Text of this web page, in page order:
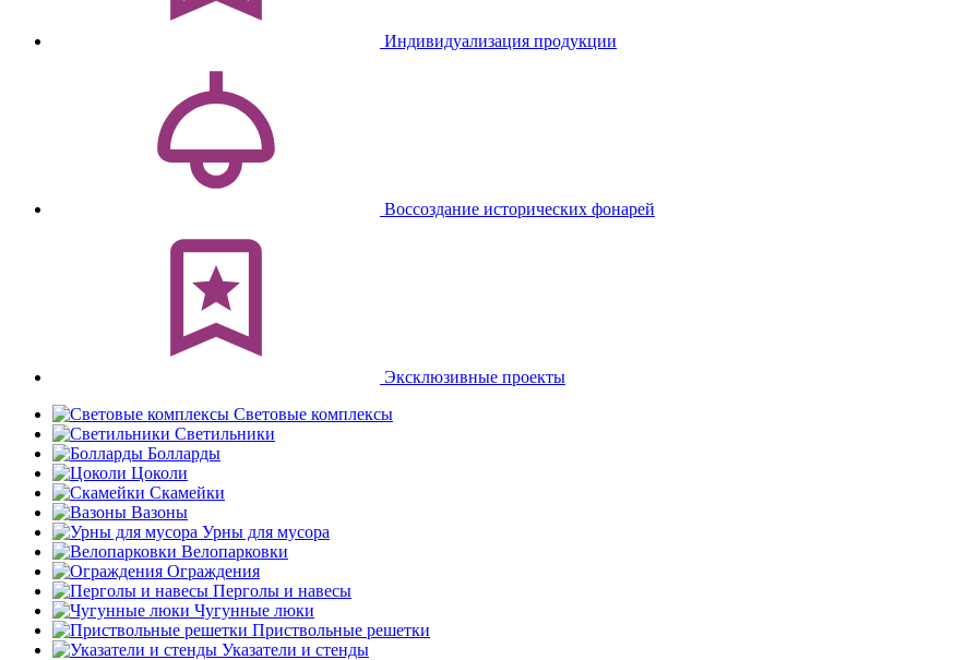
Индивидуализация продукции
Воссоздание исторических фонарей
Эксклюзивные проекты
Световые комплексы
Светильники
Болларды
Цоколи
Скамейки
Вазоны
Урны для мусора
Велопарковки
Ограждения
Перголы и навесы
Чугунные люки
Приствольные решетки
Указатели и стенды